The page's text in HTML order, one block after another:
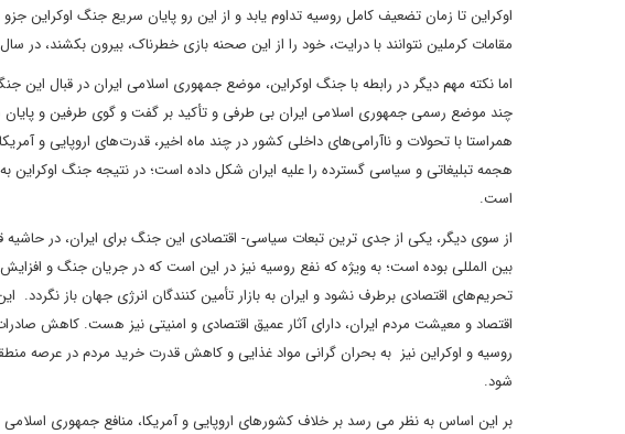
اوکراین تا زمان تضعیف کامل روسیه تداوم یابد و از این رو پایان سریع جنگ اوکراین
مقامات کرملین نتوانند با درایت، خود را از این صحنه بازی خطرناک، بیرون بکشند، در
اما نکته مهم دیگر در رابطه با جنگ اوکراین، موضع جمهوری اسلامی ایران در قبال
چند موضع رسمی جمهوری اسلامی ایران بی طرفی و تأکید بر گفت و گوی طرفین و پایان
همراستا با تحولات و ناآرامی‌های داخلی کشور در چند ماه اخیر، قدرت‌های اروپایی و
هجمه تبلیغاتی و سیاسی گسترده را علیه ایران شکل داده است؛ در نتیجه جنگ
است.
از سوی دیگر، یکی از جدی ترین تبعات سیاسی- اقتصادی این جنگ برای ایران، در حاشیه
بین المللی بوده است؛ به ویژه که نفع روسیه نیز در این است که در جریان جنگ و
تحریم‌های اقتصادی برطرف نشود و ایران به بازار تأمین کنندگان انرژی جهان باز نگردد.
اقتصاد و معیشت مردم ایران، دارای آثار عمیق اقتصادی و امنیتی نیز هست. کاهش
روسیه و اوکراین نیز به بحران گرانی مواد غذایی و کاهش قدرت خرید مردم در عرصه
شود.
بر این اساس به نظر می رسد بر خلاف کشورهای اروپایی و آمریکا، منافع جمهوری